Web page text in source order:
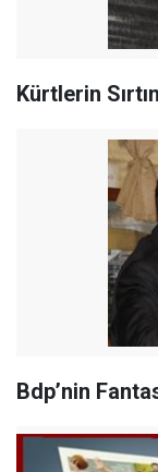
Kürtlerin
Bdp’nin